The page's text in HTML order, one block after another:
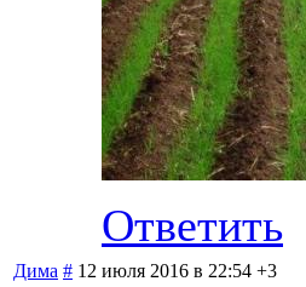
Ответить
Дима # 12 июля 2016 в 22:54 +3